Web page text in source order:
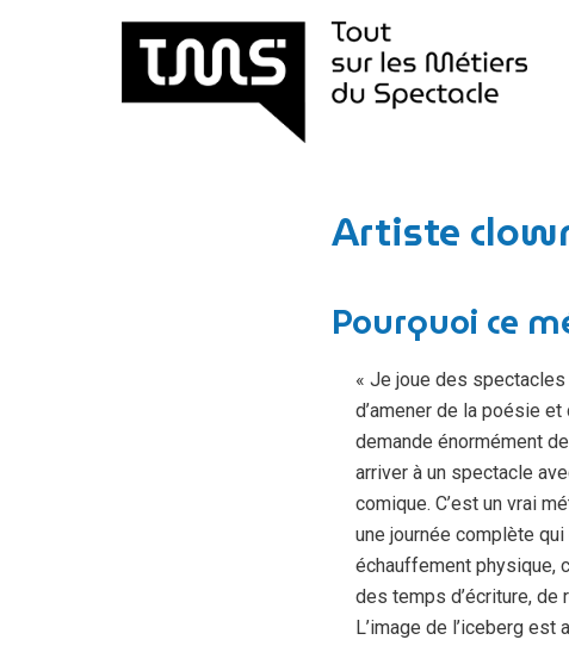
Artiste
Pourquoi ce
« Je joue des
d’amener de la poésie
demande énormément
arriver à un spectacle
comique. C’est un vrai
une journée complète qui
échauffement physique,
des temps d’écriture, de
L’image de l’iceberg